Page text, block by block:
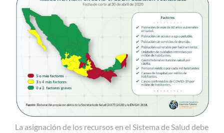
La asignación de los recursos en el Sistema de Salud debe